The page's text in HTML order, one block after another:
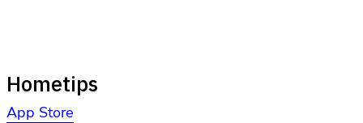
Hometips
App Store